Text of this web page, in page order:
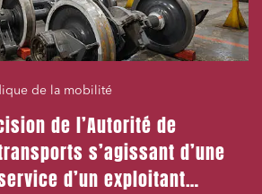
de la mobilité
de l’Autorité de
s’agissant d’une
d’un exploitant